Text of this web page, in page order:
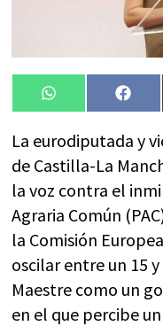
Compartir
en
WhatsApp
en
La eurodiputada y
de Castilla-La
la voz contra el
Agraria Común
la Comisión
oscilar entre un 15
Maestre como un
en el que percibe